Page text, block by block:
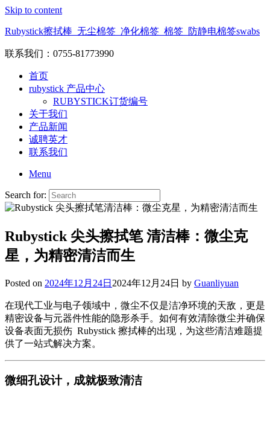
Skip to content
Rubystick擦拭棒_无尘棉签_净化棉签_棉签_防静电棉签swabs
联系我们：0755-81773990
首页
rubystick 产品中心
RUBYSTICK订货编号
关于我们
产品新闻
诚聘英才
联系我们
Menu
Search for:
Rubystick 尖头擦拭笔 清洁棒：微尘克
星，为精密清洁而生
Posted on 2024年12月24日 2024年12月24日 by Guanliyuan
在现代工业与电子领域中，微尘不仅是洁净环境的天敌，更是
精密设备与元器件性能的隐形杀手。如何有效清除微尘并确保
设备表面无损伤 Rubystick 擦拭棒的出现，为这些清洁难题提
供了一站式解决方案。
微细孔设计，成就极致清洁